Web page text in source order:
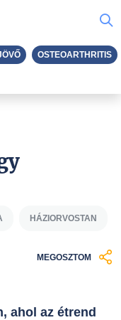
HÁZIORVOSTAN
MEGOSZTOM
ahol az étrend
OSTEOARTHRITIS